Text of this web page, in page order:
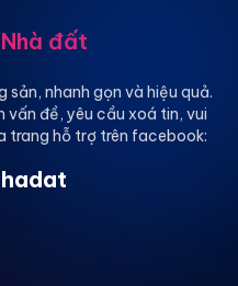
Nhà đất
nhanh gọn và hiệu quả.
vấn đề, yêu cầu xoá tin, vui
trang hỗ trợ trên facebook: